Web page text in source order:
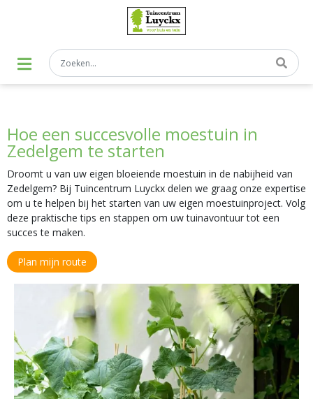
Hoe een succesvolle moestuin in
Zedelgem te starten
Droomt u van uw eigen bloeiende moestuin in de nabijheid van
Zedelgem? Bij Tuincentrum Luyckx delen we graag onze expertise
om u te helpen bij het starten van uw eigen moestuinproject. Volg
deze praktische tips en stappen om uw tuinavontuur tot een
succes te maken.
Plan mijn route